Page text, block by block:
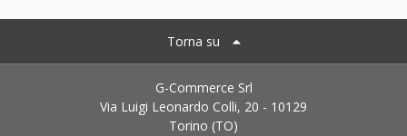
Torna su
G-Commerce Srl
Via Luigi Leonardo Colli, 20 - 10129
Torino (TO)